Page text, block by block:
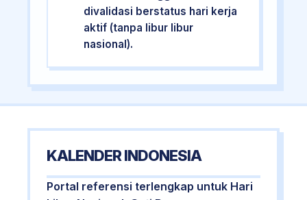
divalidasi berstatus hari kerja
aktif (tanpa libur libur
nasional).
KALENDER INDONESIA
Portal referensi terlengkap untuk Hari